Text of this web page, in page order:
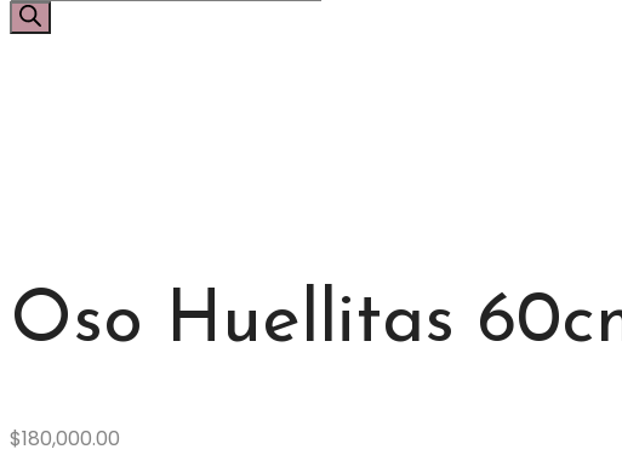
de
Oso Huellitas
$180,000.00